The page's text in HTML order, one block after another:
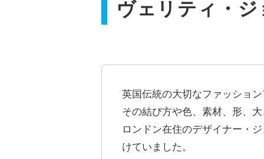
ヴェリティ・
英国伝統の大切なファッショ
その結び方や色、素材、形、
ロンドン在住のデザイナー・
けていました。